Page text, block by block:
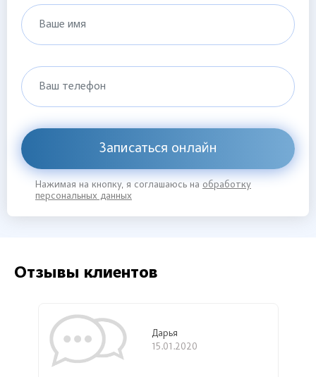
Ваше имя
Ваш телефон
Записаться онлайн
Нажимая на кнопку, я соглашаюсь на обработку
персональных данных
Отзывы клиентов
Дарья
15.01.2020